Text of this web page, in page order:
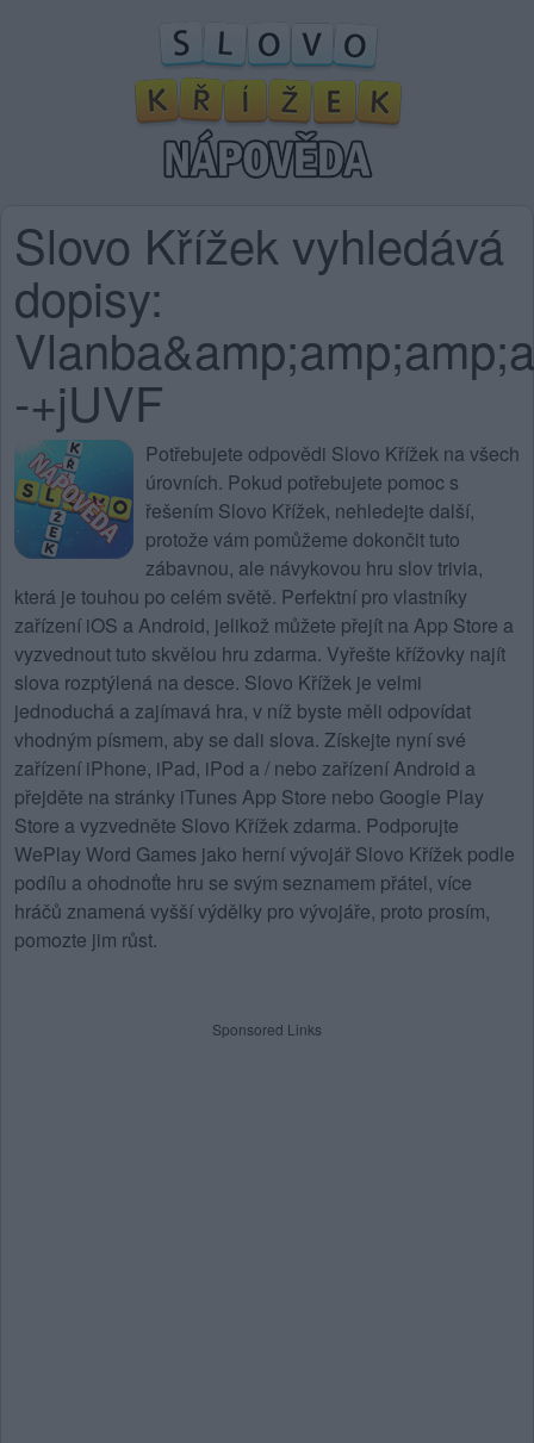
Slovo Křížek vyhledává
dopisy:
-+jUVF
Potřebujete odpovědi Slovo Křížek na všech
úrovních. Pokud potřebujete pomoc s
řešením Slovo Křížek, nehledejte další,
protože vám pomůžeme dokončit tuto
zábavnou, ale návykovou hru slov trivia,
která je touhou po celém světě. Perfektní pro vlastníky
zařízení iOS a Android, jelikož můžete přejít na App Store a
vyzvednout tuto skvělou hru zdarma. Vyřešte křížovky najít
slova rozptýlená na desce. Slovo Křížek je velmi
jednoduchá a zajímavá hra, v níž byste měli odpovídat
vhodným písmem, aby se dali slova. Získejte nyní své
zařízení iPhone, iPad, iPod a / nebo zařízení Android a
přejděte na stránky iTunes App Store nebo Google Play
Store a vyzvedněte Slovo Křížek zdarma. Podporujte
WePlay Word Games jako herní vývojář Slovo Křížek podle
podílu a ohodnoťte hru se svým seznamem přátel, více
hráčů znamená vyšší výdělky pro vývojáře, proto prosím,
pomozte jim růst.
Sponsored Links